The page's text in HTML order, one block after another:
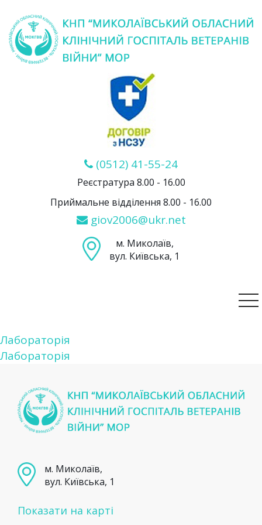
(0512) 41-55-24
Реєстратура 8.00 - 16.00
Приймальне відділення 8.00 - 16.00
giov2006@ukr.net
м. Миколаїв,
вул. Київська, 1
Навігація
записів
Лабораторія
Лабораторія
м. Миколаїв,
вул. Київська, 1
Показати на карті